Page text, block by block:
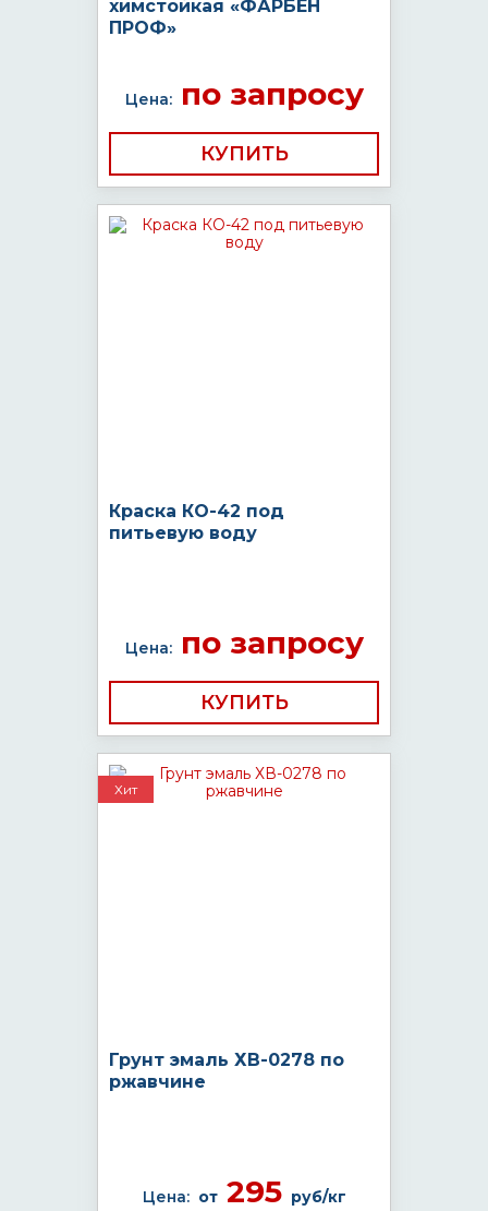
химстойкая «ФАРБЕН
ПРОФ»
Цена:по запросу
КУПИТЬ
Краска КО-42 под
питьевую воду
Цена:по запросу
КУПИТЬ
Хит
Грунт эмаль ХВ-0278 по
ржавчине
Цена: от295 руб/кг